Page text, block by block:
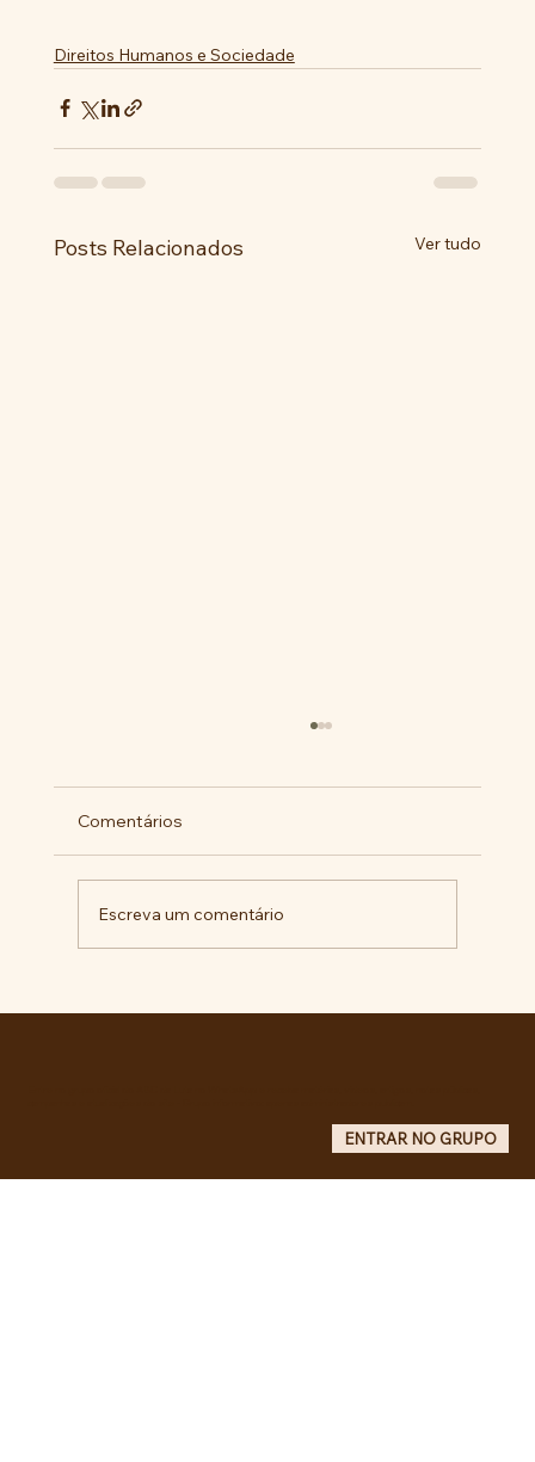
Direitos Humanos e Sociedade
Posts Relacionados Ver tudo
Comentários
Escreva um comentário
ENTRAR NO GRUPO